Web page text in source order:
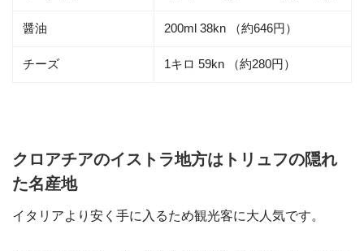
醤油 200ml 38kn （約646円）
チーズ 1キロ 59kn （約280円）
クロアチアのイストラ地方はトリュフの隠れ
た名産地
イタリアより安く手に入るため観光客に大人気です。